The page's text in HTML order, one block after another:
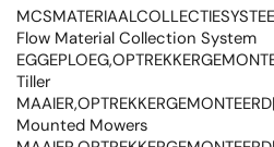
Flow Material Collection System
Tiller
Mounted Mowers